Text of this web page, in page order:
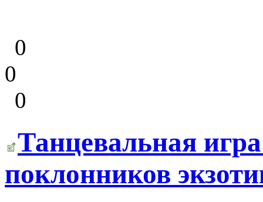
0
0
0
Танцевальная
поклонников